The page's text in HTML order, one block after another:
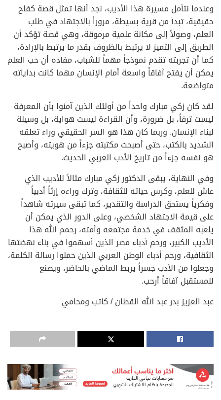
وعندما نتأمل مسيرة هذا الأديب، نجد أنها تمثل قصة كفاح
حقيقية، تبدأ من قرية بسيطة، مروراً بالاجتهاد في طلب
العلم، وصولاً إلى مكانة علمية مرموقة، وهي قصة تؤكد أن
الطريق إلى التميز لا يرتبط بالظروف بقدر ما يرتبط بالإرادة،
كما أن تجربته تقدم نموذجاً مهماً للشباب، مفاده أن حب العلم
يمكن أن يفتح آفاقاً واسعة أمام الإنسان مهما كانت بداياته
متواضعة.
لقد كان زكي مبارك واحداً من أولئك الذين آمنوا بأن المعرفة
ليست ترفاً، بل ضرورة، وأن القراءة ليست هواية، بل وسيلة
لبناء الإنسان. وربما كان هذا هو السر الحقيقي وراء تعلقه
الشديد بالكتب، حتى أصبحت مكتبته جزءاً من هويته، وأصبح
هو نفسه جزءاً من تاريخ الأدب العربي الحديث.
وفي النهاية، يبقى الدكتور زكي مبارك مثالاً للأديب الذي
عاش للعلم، وكرس حياته للثقافة، وترك وراءه إرثاً أدبياً
وفكرياً يستحق الدراسة والتقدير، كما تبقى سيرته شاهداً
على قيمة الاجتهاد الشخصي، وعلى الدور الذي يمكن أن
يلعبه المثقف في خدمة مجتمعه وأمته، رحمم الله هذا
الأديب الكبير، ورحم أدباء مصر الذين أسهموا في بناء نهضتها
الثقافية، ورحم أدباء الوطن العربي الذين حملوا رسالة الكلمة،
وجعلوا من الأدب جسراً يربط الماضي بالحاضر، ويصنع
للمستقبل آفاقاً أرحب.
عبد العزيز بدر عبد الله القطان / كاتب ومحامي